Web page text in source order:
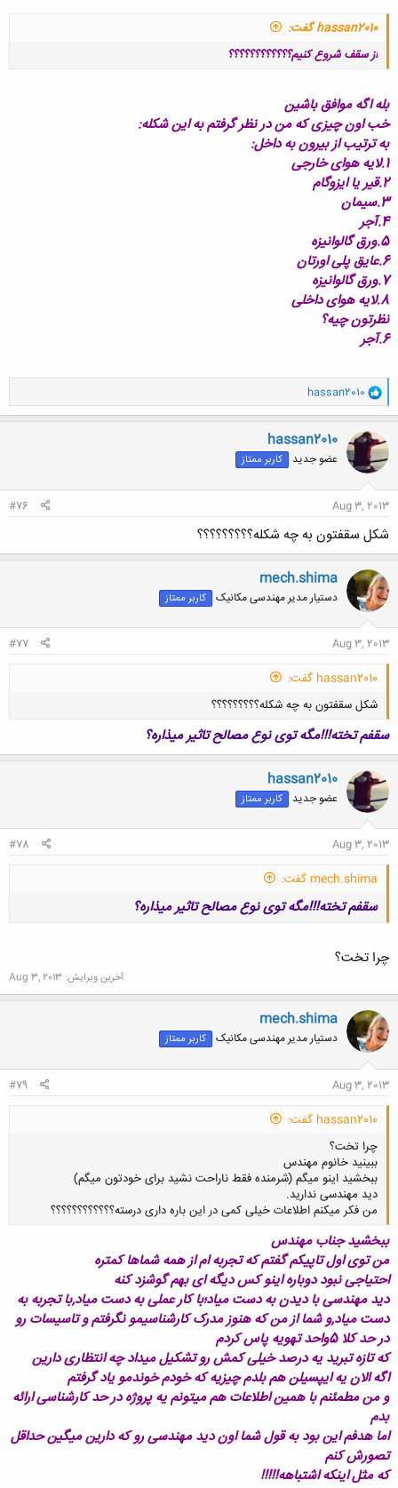
hassan2010 گفت:
از سقف شروع کنیم؟؟؟؟؟؟؟؟؟؟؟؟
بله اگه موافق باشین
خب اون چیزی که من در نظر گرفتم به این شکله:
به ترتیب از بیرون به داخل:
1.لایه هوای خارجی
2.قیر یا ایزوگام
3.سیمان
4.آجر
5.ورق گالوانیزه
6.عایق پلی اورتان
7.ورق گالوانیزه
8.لایه هوای داخلی
نظرتون چیه؟
6.آجر
و
ا
ک
ن
ش
ه
ا
hassan2010
hassan2010
عضو جدید کاربر ممتاز
Aug 3, 2013
#76
شکل سقفتون به چه شکله؟؟؟؟؟؟؟؟؟
mech.shima
دستیار مدیر مهندسی مکانیک کاربر ممتاز
Aug 3, 2013
#77
hassan2010 گفت:
شکل سقفتون به چه شکله؟؟؟؟؟؟؟؟؟
سقفم تخته!!!مگه توی نوع مصالح تاثیر میذاره؟
hassan2010
عضو جدید کاربر ممتاز
Aug 3, 2013
#78
mech.shima گفت:
سقفم تخته!!!مگه توی نوع مصالح تاثیر میذاره؟
چرا تخت؟
آخرین ویرایش: Aug 3, 2013
mech.shima
دستیار مدیر مهندسی مکانیک کاربر ممتاز
Aug 3, 2013
#79
hassan2010 گفت:
چرا تخت؟
ببینید خانوم مهندس
ببخشید اینو میگم (شرمنده فقط ناراحت نشید برای خودتون میگم)
دید مهندسی ندارید.
من فکر میکنم اطلاعات خیلی کمی در این باره داری درسته؟؟؟؟؟؟؟؟؟؟؟؟
کلیک کنید تا باز شود...
ببخشید جناب مهندس
من توی اول تاپیکم گفتم که تجربه ام از همه شماها کمتره
احتیاجی نبود دوباره اینو کس دیگه ای بهم گوشزد کنه
دید مهندسی با دیدن به دست میاد؛با کار عملی به دست میاد,با تجربه به
دست میاد,و شما از من که هنوز مدرک کارشناسیمو نگرفتم و تاسیسات رو
در حد کلا 5واحد تهویه پاس کردم
که تازه تبرید یه درصد خیلی کمش رو تشکیل میداد چه انتظاری دارین
اگه الان یه ایپسیلن هم بلدم چیزیه که خودم خوندمو یاد گرفتم
و من مطمئنم با همین اطلاعات هم میتونم یه پروژه در حد کارشناسی ارائه
بدم
اما هدفم این بود به قول شما اون دید مهندسی رو که دارین میگین حداقل
تصورش کنم
که مثل اینکه اشتباهه!!!!!